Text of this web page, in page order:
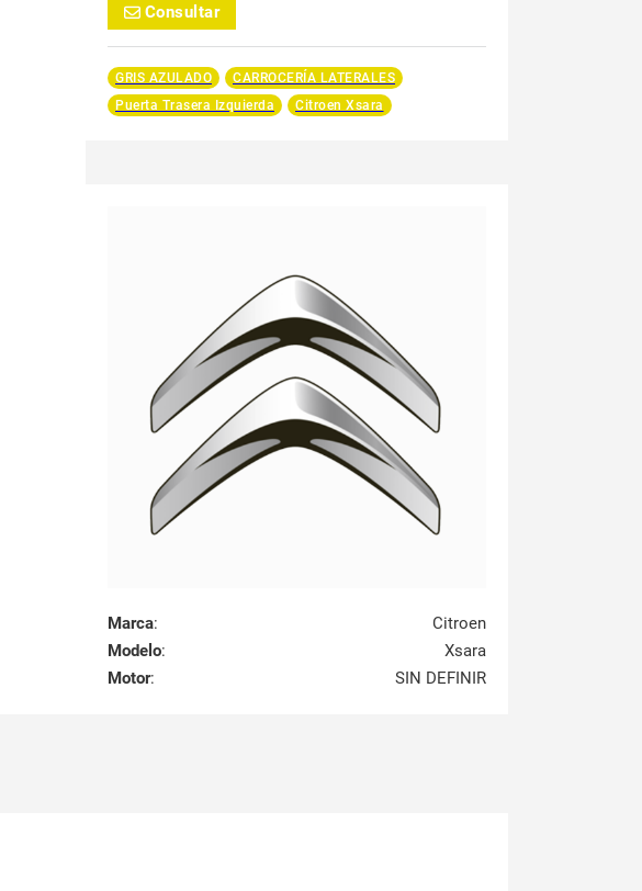
Consultar
GRIS AZULADO
CARROCERÍA LATERALES
Puerta Trasera Izquierda
Citroen Xsara
Marca:
Citroen
Modelo:
Xsara
Motor: SIN DEFINIR